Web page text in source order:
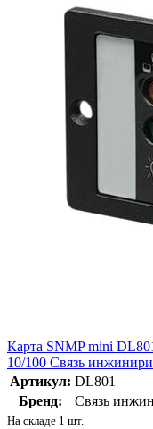
Карта SNMP mini
10/100 Связь
Артикул: DL801
Бренд:
Связь
На складе 1 шт.